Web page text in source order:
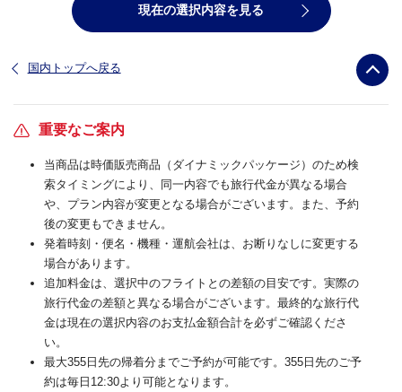
現在の選択内容を見る
国内トップへ戻る
重要なご案内
当商品は時価販売商品（ダイナミックパッケージ）のため検
索タイミングにより、同一内容でも旅行代金が異なる場合
や、プラン内容が変更となる場合がございます。また、予約
後の変更もできません。
発着時刻・便名・機種・運航会社は、お断りなしに変更する
場合があります。
追加料金は、選択中のフライトとの差額の目安です。実際の
旅行代金の差額と異なる場合がございます。最終的な旅行代
金は現在の選択内容のお支払金額合計を必ずご確認くださ
い。
最大355日先の帰着分までご予約が可能です。355日先のご予
約は毎日12:30より可能となります。